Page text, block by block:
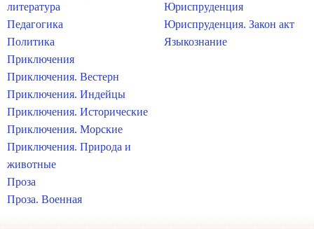
литература
Педагогика
Политика
Приключения
Приключения. Вестерн
Приключения. Индейцы
Приключения. Исторические
Приключения. Морские
Приключения. Природа и
животные
Проза
Проза. Военная
Юриспруденция
Юриспруденция. Закон акт
Языкознание